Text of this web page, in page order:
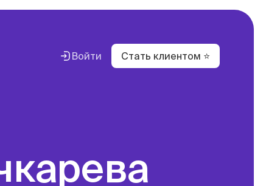
Войти Стать клиентом ⭐